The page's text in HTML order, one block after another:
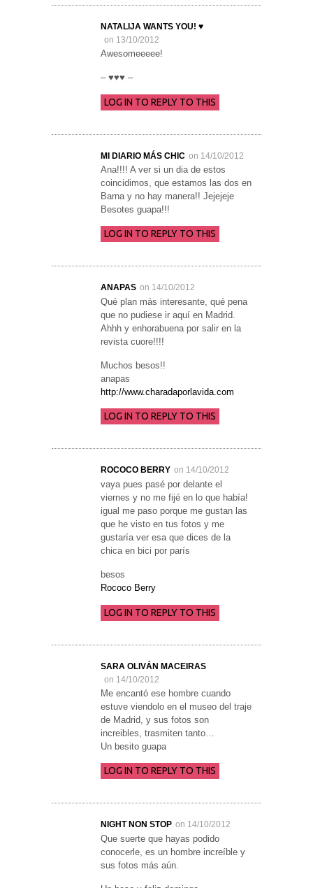
NATALIJA WANTS YOU! ♥
on 13/10/2012
Awesomeeeee!
– ♥♥♥ –
LOG IN TO REPLY TO THIS
MI DIARIO MÁS CHIC on 14/10/2012
Ana!!!! A ver si un dia de estos
coincidimos, que estamos las dos en
Barna y no hay manera!! Jejejeje
Besotes guapa!!!
LOG IN TO REPLY TO THIS
ANAPAS on 14/10/2012
Qué plan más interesante, qué pena
que no pudiese ir aquí en Madrid.
Ahhh y enhorabuena por salir en la
revista cuore!!!!
Muchos besos!!
anapas
http://www.charadaporlavida.com
LOG IN TO REPLY TO THIS
ROCOCO BERRY on 14/10/2012
vaya pues pasé por delante el
viernes y no me fijé en lo que había!
igual me paso porque me gustan las
que he visto en tus fotos y me
gustaría ver esa que dices de la
chica en bici por parís
besos
Rococo Berry
LOG IN TO REPLY TO THIS
SARA OLIVÁN MACEIRAS
on 14/10/2012
Me encantó ese hombre cuando
estuve viendolo en el museo del traje
de Madrid, y sus fotos son
increibles, trasmiten tanto…
Un besito guapa
LOG IN TO REPLY TO THIS
NIGHT NON STOP on 14/10/2012
Que suerte que hayas podido
conocerle, es un hombre increíble y
sus fotos más aún.